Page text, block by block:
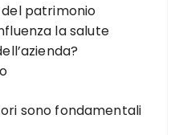
patrimonio
la salute
sono fondamentali